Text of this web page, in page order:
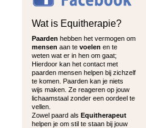
Wat is Equitherapie?
Paarden hebben het vermogen om
mensen aan te voelen en te
weten wat er in hen om gaat;
Hierdoor kan het contact met
paarden mensen helpen bij zichzelf
te komen. Paarden kan je niets
wijs maken. Ze reageren op jouw
lichaamstaal zonder een oordeel te
vellen.
Zowel paard als Equitherapeut
helpen je om stil te staan bij jouw